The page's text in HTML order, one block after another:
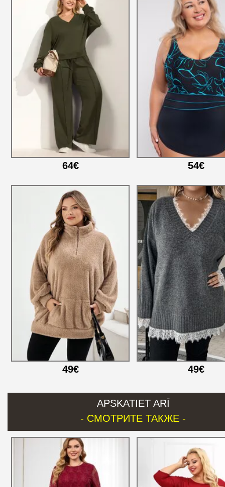
64€ 54€
49€ 49€
APSKATIET ARĪ
- СМОТРИТЕ ТАКЖЕ -